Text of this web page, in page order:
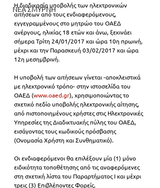
ΝΕΑ ΣΜΥΡΝΗ
Η διαδικασία υποβολής των ηλεκτρονικών
αιτήσεων από τους ενδιαφερόμενους,
εγγεγραμμένους στο μητρώο του ΟΑΕΔ
ανέργους, ηλικίας 18 ετών και άνω, ξεκινάει
σήμερα Τρίτη 24/01/2017 και ώρα 10η πρωινή,
μέχρι και την Παρασκευή 03/02/2017 και ώρα
12η μεσημβρινή.
Η υποβολή των αιτήσεων γίνεται -αποκλειστικά
με ηλεκτρονικό τρόπο- στην ιστοσελίδα του
ΟΑΕΔ (www.oaed.gr), χρησιμοποιώντας το
σχετικό πεδίο υποβολής ηλεκτρονικής αίτησης,
από πιστοποιημένους χρήστες στις Ηλεκτρονικές
Υπηρεσίες της Διαδικτυακής πύλης του ΟΑΕΔ,
εισάγοντας τους κωδικούς πρόσβασης
(Ονομασία Χρήστη και Συνθηματικό).
Οι ενδιαφερόμενοι θα επιλέξουν μία (1) μόνο
ειδικότητα τοποθέτησης από τις αναφερόμενες
στη σχετική λίστα του Παραρτήματος Ι και μέχρι
τρεις (3) Επιβλέποντες Φορείς.